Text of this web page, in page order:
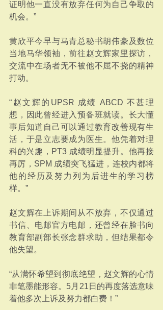
证明他一直没有放弃任何为自己争取的
机会。”
黄欣平今早与马青总秘书胡伟豪及数位
当地马华领袖，前往赵文辉家里探访，
交流中在场者无不被他不屈不挠的精神
打动。
“赵文辉的UPSR 成绩 ABCD 不甚理
想，因此曾经进入预备班就读。长大懂
事后知道自己可以通过教育改善现有生
活，于是立志要成为医生。他凭着对理
科的兴趣，PT3 成绩明显提升。他再接
再厉，SPM 成绩突飞猛进，连校内都将
他的经历及努力列为后进生的学习榜
样。”
赵文辉在上诉期间从不放弃，不仅通过
书信、电邮官方电邮，还曾经在脸书向
教育部副部长张念群求助，但结果都令
他失望。
“从满怀希望到彻底绝望，赵文辉的心情
非笔墨能形容。5月21日的再度落选意味
着他多次上诉及努力都白费！”